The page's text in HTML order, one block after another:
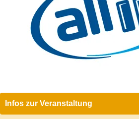
Mailadresse zur Durchführung
und zur Korrespondenz mit mir
Veranstaltung speichert und
für die Reservierung
Fall einer Änderung hinsichtlich
haben, senden wir Ihnen an die
angegebene E-Mail-Adresse
Infos zur Veranstaltung